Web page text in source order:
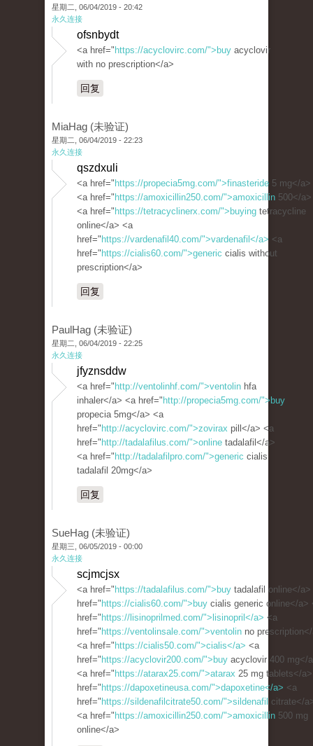
星期二, 06/04/2019 - 20:42
永久连接
ofsnbydt
<a href=" https://acyclovirc.com/">buy acyclovir
with no prescription</a>
回复
MiaHag (未验证)
星期二, 06/04/2019 - 22:23
永久连接
qszdxuli
<a href=" https://propecia5mg.com/">finasteride 5 mg</a>
<a href=" https://amoxicillin250.com/">amoxicillin 500</a>
<a href=" https://tetracyclinerx.com/">buying tetracycline
online</a> <a
href=" https://vardenafil40.com/">vardenafil</a> <a
href=" https://cialis60.com/">generic cialis without
prescription</a>
回复
PaulHag (未验证)
星期二, 06/04/2019 - 22:25
永久连接
jfyznsddw
<a href=" http://ventolinhf.com/">ventolin hfa
inhaler</a> <a href=" http://propecia5mg.com/">buy
propecia 5mg</a> <a
href=" http://acyclovirc.com/">zovirax pill</a> <a
href=" http://tadalafilus.com/">online tadalafil</a>
<a href=" http://tadalafilpro.com/">generic cialis
tadalafil 20mg</a>
回复
SueHag (未验证)
星期三, 06/05/2019 - 00:00
永久连接
scjmcjsx
<a href=" https://tadalafilus.com/">buy tadalafil online</a>
href=" https://cialis60.com/">buy cialis generic online</a>
href=" https://lisinoprilmed.com/">lisinopril</a> <a
href=" https://ventolinsale.com/">ventolin no
<a href=" https://cialis50.com/">cialis</a> <a
href=" https://acyclovir200.com/">buy acyclovir 400 mg</
<a href=" https://atarax25.com/">atarax 25 mg tablets</
href=" https://dapoxetineusa.com/">dapoxetine</a> <a
href=" https://sildenafilcitrate50.com/">sildenafil citrate</
<a href=" https://amoxicillin250.com/">amoxicillin 500 mg
online</a>